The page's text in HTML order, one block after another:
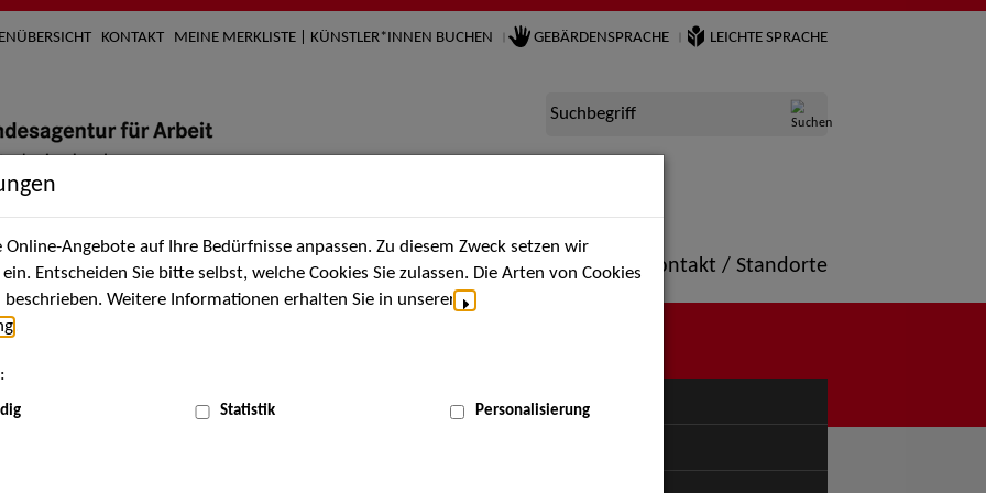
KONTAKT MEINE MERKLISTE | KÜNSTLER*INNEN BUCHEN GEBÄRDENSPRACHE LEICHTE SPRACHE
Suchbegriff
Künstler*innen Über uns Aktuelles Termine Portfolio Kontakt / Standorte
MENÜ
Angebote auf Ihre Bedürfnisse anpassen. Zu diesem Zweck setzen wir
Entscheiden Sie bitte selbst, welche Cookies Sie zulassen. Die Arten von Cookies
Weitere Informationen erhalten Sie in unserer
Statistik Personalisierung